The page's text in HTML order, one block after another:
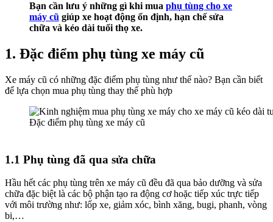
Bạn cần lưu ý những gì khi mua phụ tùng cho xe
máy cũ giúp xe hoạt động ổn định, hạn chế sửa
chữa và kéo dài tuổi thọ xe.
1. Đặc điểm phụ tùng xe máy cũ
Xe máy cũ có những đặc điểm phụ tùng như thế nào? Bạn cần biết
để lựa chọn mua phụ tùng thay thế phù hợp
Đặc điểm phụ tùng xe máy cũ
1.1 Phụ tùng đã qua sửa chữa
Hầu hết các phụ tùng trên xe máy cũ đều đã qua bảo dưỡng và sửa
chữa đặc biệt là các bộ phận tạo ra động cơ hoặc tiếp xúc trực tiếp
với môi trường như: lốp xe, giảm xóc, bình xăng, bugi, phanh, vòng
bi,…